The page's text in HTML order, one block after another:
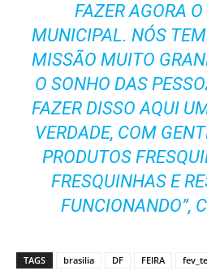
FAZER AGORA
MUNICIPAL. NÓS
MISSÃO MUITO
O SONHO DAS
FAZER DISSO AQUI
VERDADE, COM
PRODUTOS
FRESQUINHAS E
FUNCIONANDO”,
TAGS brasilia DF FEIRA